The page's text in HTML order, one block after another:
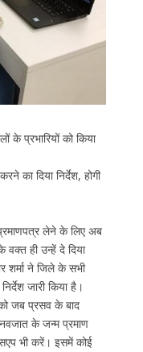
के प्रभारियों को किया
का दिया निर्देश, होगी
लेने के लिए अब
ही उन्हें दे दिया
शर्मा ने जिले के सभी
जारी किया है।
को जब प्रसव के बाद
के जन्म प्रमाण
भी करें। इसमें कोई